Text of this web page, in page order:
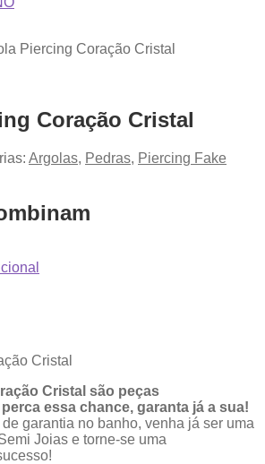
Piercing Coração Cristal
Coração Cristal
Argolas, Pedras, Piercing Fake
Cristal
Cristal são peças
essa chance, garanta já a sua!
garantia no banho, venha já ser uma
Joias e torne-se uma